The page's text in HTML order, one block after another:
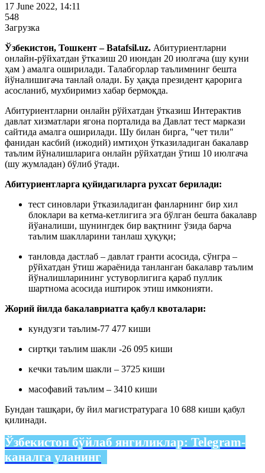
17 June 2022, 14:11
548
Загрузка
Ўзбекистон, Тошкент – Batafsil.uz. Абитуриентларни
онлайн-рўйхатдан ўтказиш 20 июндан 20 июлгача (шу куни
ҳам ) амалга оширилади. Талабгорлар таълимнинг бешта
йўналишигача танлай олади. Бу ҳақда президент қарорига
асосланиб, мухбиримиз хабар бермоқда.
Абитуриентларни онлайн рўйхатдан ўтказиш Интерактив
давлат хизматлари ягона порталида ва Давлат тест маркази
сайтида амалга оширилади. Шу билан бирга, "чет тили"
фанидан касбий (ижодий) имтиҳон ўтказиладиган бакалавр
таълим йўналишларига онлайн рўйхатдан ўтиш 10 июлгача
(шу жумладан) бўлиб ўтади.
Абитуриентларга қуйидагиларга рухсат берилади:
тест синовлари ўтказиладиган фанларнинг бир хил
блоклари ва кетма-кетлигига эга бўлган бешта бакалавр
йўаналиши, шунингдек бир вақтнинг ўзида барча
таълим шаклларини танлаш ҳуқуқи;
танловда дастлаб – давлат гранти асосида, сўнгра –
рўйхатдан ўтиш жараёнида танланган бакалавр таълим
йўналишларининг устуворлигига қараб пуллик
шартнома асосида иштирок этиш имконияти.
Жорий йилда бакалавриатга қабул квоталари:
кундузги таълим-77 477 киши
сиртқи таълим шакли -26 095 киши
кечки таълим шакли – 3725 киши
масофавий таълим – 3410 киши
Бундан ташқари, бу йил магистратурага 10 688 киши қабул
қилинади.
Ўзбекистон бўйлаб янгиликлар: Telegram-
каналга уланинг